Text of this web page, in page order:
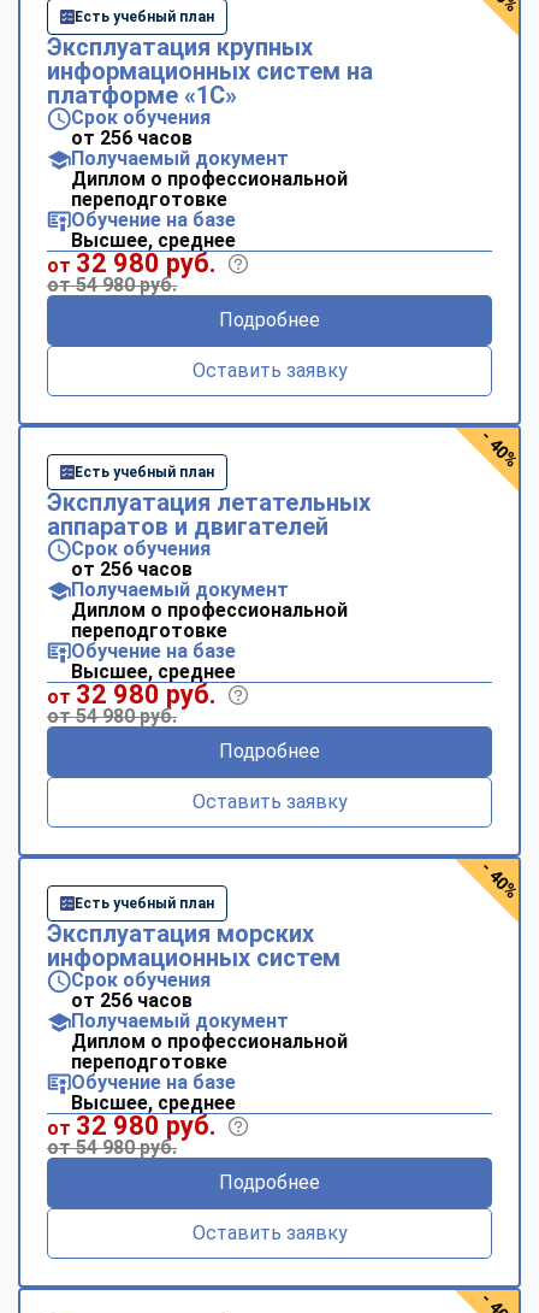
Есть учебный план
Эксплуатация крупных
информационных систем на
платформе «1С»
Срок обучения
от 256 часов
Получаемый документ
Диплом о профессиональной
переподготовке
Обучение на базе
Высшее, среднее
от 32 980 руб.
от 54 980 руб.
Подробнее
Оставить заявку
Есть учебный план
Эксплуатация летательных
аппаратов и двигателей
Срок обучения
от 256 часов
Получаемый документ
Диплом о профессиональной
переподготовке
Обучение на базе
Высшее, среднее
от 32 980 руб.
от 54 980 руб.
Подробнее
Оставить заявку
- 40%
Есть учебный план
Эксплуатация морских
информационных систем
Срок обучения
от 256 часов
Получаемый документ
Диплом о профессиональной
переподготовке
Обучение на базе
Высшее, среднее
от 32 980 руб.
от 54 980 руб.
Подробнее
Оставить заявку
- 40%